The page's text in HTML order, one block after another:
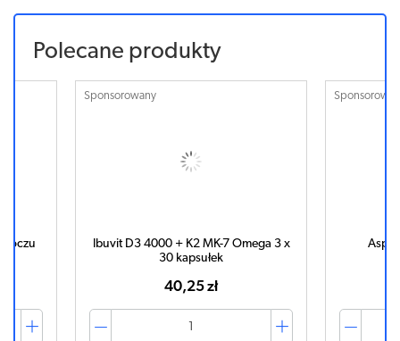
Polecane produkty
oczu
Sponsorowany
Ibuvit D3 4000 + K2 MK-7 Omega 3 x
30 kapsułek
40,25 zł